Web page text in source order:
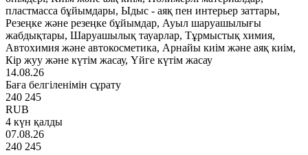
пластмасса бұйымдары, Ыдыс - аяқ пен интерьер заттары,
Резеңке және резеңке бұйымдар, Ауыл шаруашылығы
жабдықтары, Шаруашылық тауарлар, Тұрмыстық химия,
Автохимия және автокосметика, Арнайы киім және аяқ киім,
Кір жуу және күтім жасау, Үйге күтім жасау
14.08.26
Баға белгіленімін сұрату
240 245
RUB
4 күн қалды
07.08.26
240 245